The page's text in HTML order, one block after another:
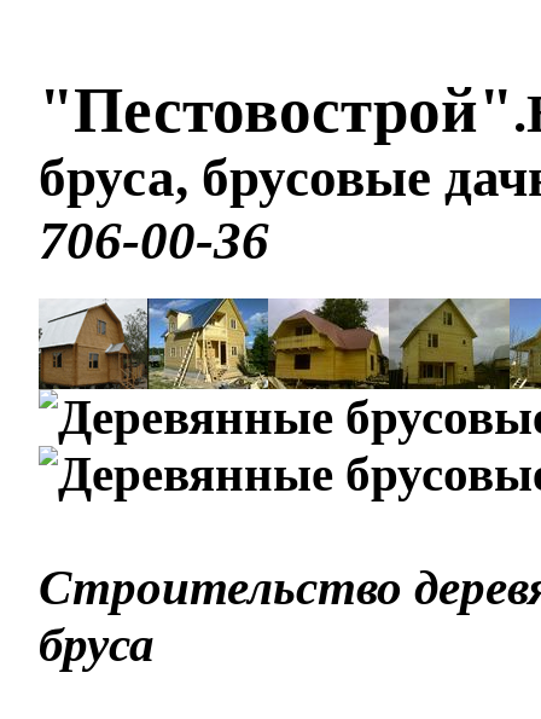
"Пестовострой".
бруса, брусовые
706-00-36
Строительство
бруса